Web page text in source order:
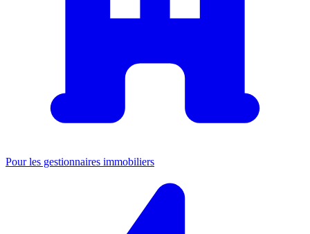
Pour les gestionnaires immobiliers